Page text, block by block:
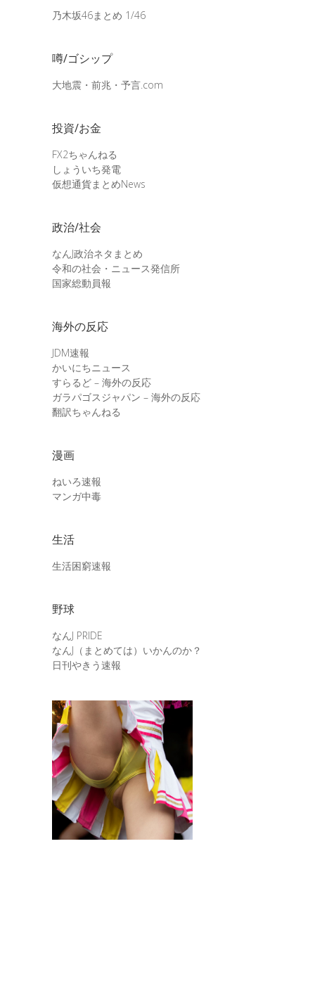
乃木坂46まとめ 1/46
噂/ゴシップ
大地震・前兆・予言.com
投資/お金
FX2ちゃんねる
しょういち発電
仮想通貨まとめNews
政治/社会
なんJ政治ネタまとめ
令和の社会・ニュース発信所
国家総動員報
海外の反応
JDM速報
かいにちニュース
すらるど – 海外の反応
ガラパゴスジャパン – 海外の反応
翻訳ちゃんねる
漫画
ねいろ速報
マンガ中毒
生活
生活困窮速報
野球
なんJ PRIDE
なんJ（まとめては）いかんのか？
日刊やきう速報